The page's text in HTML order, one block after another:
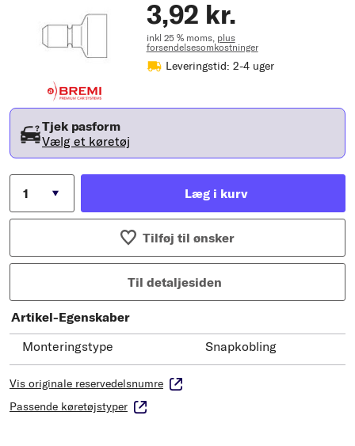
3,92 kr.
inkl 25 % moms, plus
forsendelsesomkostninger
Leveringstid: 2-4 uger
Tjek pasform
Vælg et køretøj
Læg i kurv
Tilføj til ønsker
Til detaljesiden
Artikel-Egenskaber
Monteringstype
Snapkobling
Vis originale reservedelsnumre
Passende køretøjstyper